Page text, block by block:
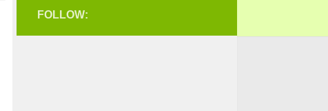
FOLLOW: